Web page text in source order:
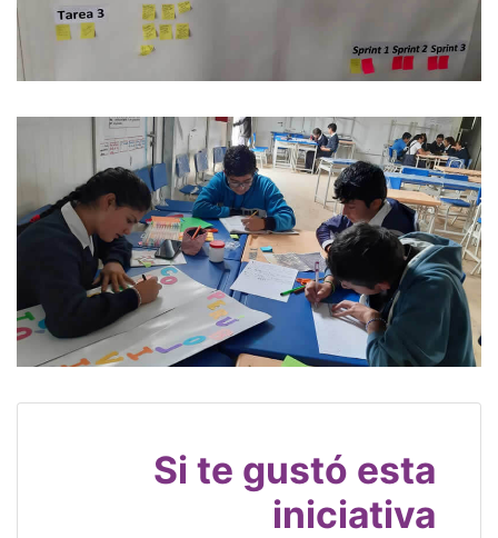
Si te gustó esta
iniciativa